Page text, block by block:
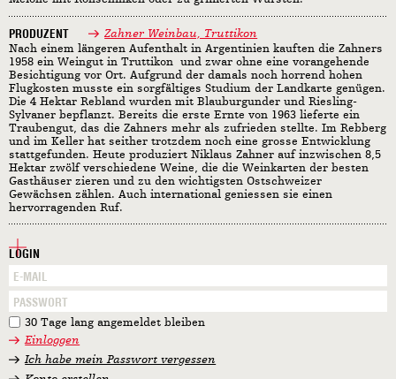
PRODUZENT
Zahner Weinbau, Truttikon
Nach einem längeren Aufenthalt in Argentinien kauften die Zahners
1958 ein Weingut in Truttikon  und zwar ohne eine vorangehende
Besichtigung vor Ort. Aufgrund der damals noch horrend hohen
Flugkosten musste ein sorgfältiges Studium der Landkarte genügen.
Die 4 Hektar Rebland wurden mit Blauburgunder und Riesling-
Sylvaner bepflanzt. Bereits die erste Ernte von 1963 lieferte ein
Traubengut, das die Zahners mehr als zufrieden stellte. Im Rebberg
und im Keller hat seither trotzdem noch eine grosse Entwicklung
stattgefunden. Heute produziert Niklaus Zahner auf inzwischen 8,5
Hektar zwölf verschiedene Weine, die die Weinkarten der besten
Gasthäuser zieren und zu den wichtigsten Ostschweizer
Gewächsen zählen. Auch international geniessen sie einen
hervorragenden Ruf.
LOGIN
30 Tage lang angemeldet bleiben
Einloggen
Ich habe mein Passwort vergessen